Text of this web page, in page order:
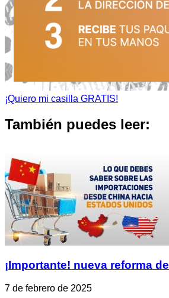
¡Quiero mi casilla GRATIS!
También puedes leer:
¡Importante! nueva reforma
7 de febrero de 2025